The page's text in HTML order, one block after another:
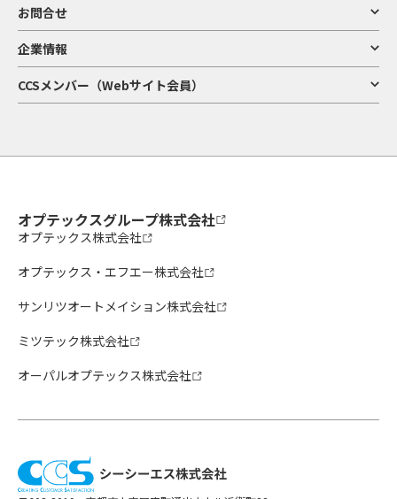
お問合せ
企業情報
CCSメンバー（Webサイト会員）
オプテックスグループ株式会社
オプテックス株式会社
オプテックス・エフエー株式会社
サンリツオートメイション株式会社
ミツテック株式会社
オーパルオプテックス株式会社